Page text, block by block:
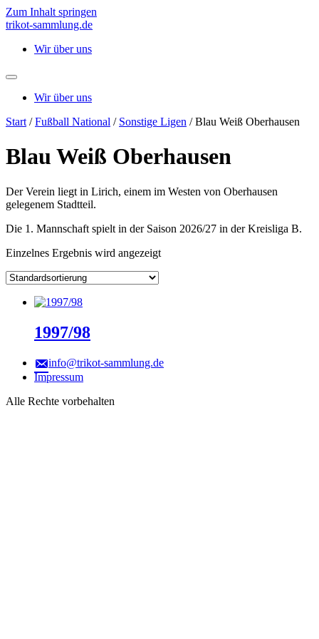
Zum Inhalt springen
trikot-sammlung.de
Wir über uns
Wir über uns
Start /Fußball National / Sonstige Ligen / Blau Weiß Oberhausen
Blau Weiß Oberhausen
Der Verein liegt in Lirich, einem im Westen von Oberhausen
gelegenem Stadtteil.
Die 1. Mannschaft spielt in der Saison 2026/27 in der Kreisliga B.
Einzelnes Ergebnis wird angezeigt
1997/98
info@trikot-sammlung.de
Impressum
Alle Rechte vorbehalten